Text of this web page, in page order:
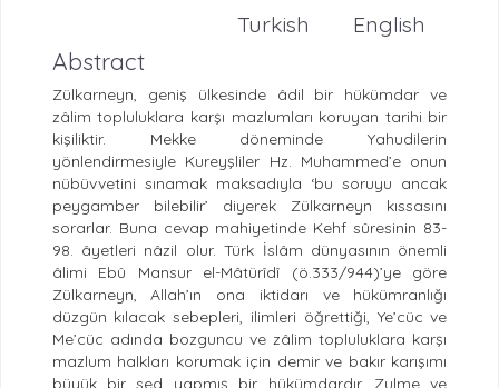
English
Turkish
Abstract
Zülkarneyn, geniş ülkesinde âdil bir hükümdar ve
zâlim topluluklara karşı mazlumları koruyan tarihi bir
kişiliktir. Mekke döneminde Yahudilerin
yönlendirmesiyle Kureyşliler Hz. Muhammed’e onun
nübüvvetini sınamak maksadıyla ‘bu soruyu ancak
peygamber bilebilir’ diyerek Zülkarneyn kıssasını
sorarlar. Buna cevap mahiyetinde Kehf sûresinin 83-
98. âyetleri nâzil olur. Türk İslâm dünyasının önemli
âlimi Ebû Mansur el-Mâtürîdî (ö.333/944)’ye göre
Zülkarneyn, Allah’ın ona iktidarı ve hükümranlığı
düzgün kılacak sebepleri, ilimleri öğrettiği, Ye’cüc ve
Me’cüc adında bozguncu ve zâlim topluluklara karşı
mazlum halkları korumak için demir ve bakır karışımı
büyük bir sed yapmış bir hükümdardır. Zulme ve